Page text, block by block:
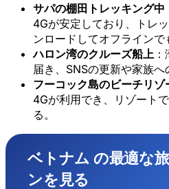
サパの棚田トレッキング中
4Gが安定しており、トレ
ンロードしてオフラインで
ハロン湾のクルーズ船上
届き、SNSの更新や家族へ
フーコック島のビーチリゾ
4Gが利用でき、リゾート
る。
ベトナム の最適な
ンを見る